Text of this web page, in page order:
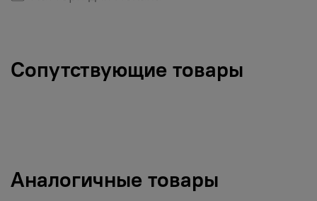
Сопутствующие товары
Аналогичные товары